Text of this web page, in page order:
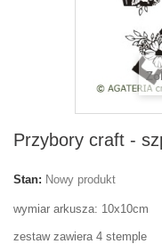
Przybory craft -
Stan: Nowy produkt
wymiar arkusza: 10x10cm
zestaw zawiera 4 stemple